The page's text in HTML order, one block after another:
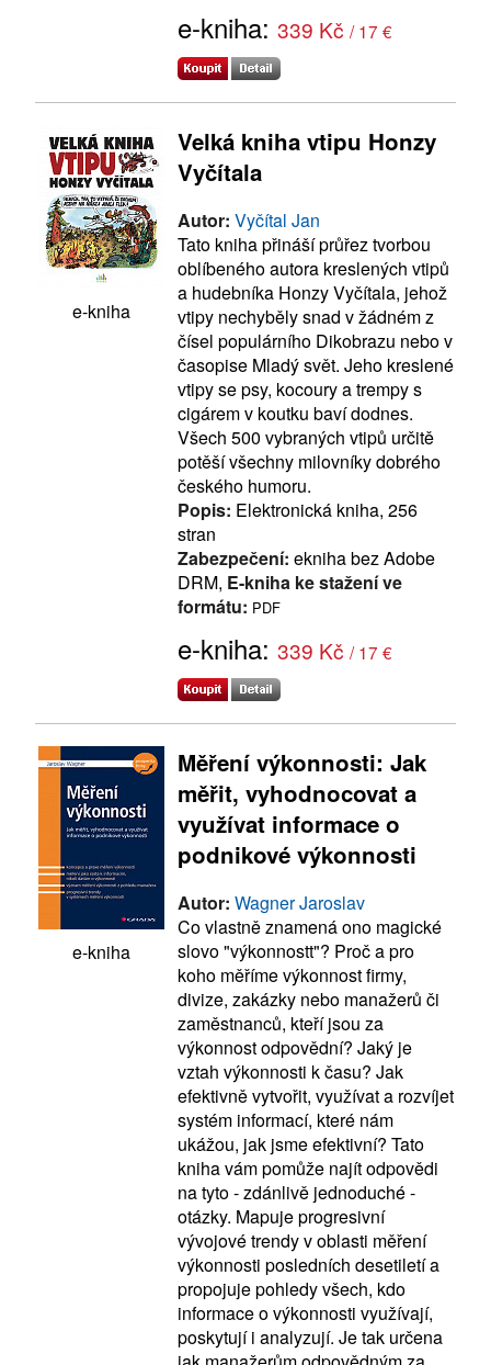
e-kniha: 339 Kč / 17 €
e-kniha
Velká kniha vtipu Honzy
Vyčítala
Autor: Vyčítal Jan
Tato kniha přináší průřez tvorbou
oblíbeného autora kreslených vtipů
a hudebníka Honzy Vyčítala, jehož
vtipy nechyběly snad v žádném z
čísel populárního Dikobrazu nebo v
časopise Mladý svět. Jeho kreslené
vtipy se psy, kocoury a trempy s
cigárem v koutku baví dodnes.
Všech 500 vybraných vtipů určitě
potěší všechny milovníky dobrého
českého humoru.
Popis: Elektronická kniha, 256
stran
Zabezpečení: ekniha bez Adobe
DRM, E-kniha ke stažení ve
formátu: PDF
e-kniha: 339 Kč / 17 €
e-kniha
Měření výkonnosti: Jak
měřit, vyhodnocovat a
využívat informace o
podnikové výkonnosti
Autor: Wagner Jaroslav
Co vlastně znamená ono magické
slovo "výkonnostt"? Proč a pro
koho měříme výkonnost firmy,
divize, zakázky nebo manažerů či
zaměstnanců, kteří jsou za
výkonnost odpovědní? Jaký je
vztah výkonnosti k času? Jak
efektivně vytvořit, využívat a rozvíjet
systém informací, které nám
ukážou, jak jsme efektivní? Tato
kniha vám pomůže najít odpovědi
na tyto - zdánlivě jednoduché -
otázky. Mapuje progresivní
vývojové trendy v oblasti měření
výkonnosti posledních desetiletí a
propojuje pohledy všech, kdo
informace o výkonnosti využívají,
poskytují i analyzují. Je tak určena